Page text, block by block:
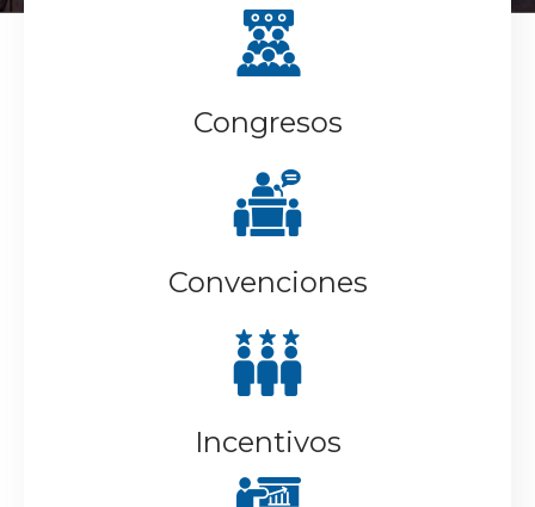
Congresos
Convenciones
Incentivos